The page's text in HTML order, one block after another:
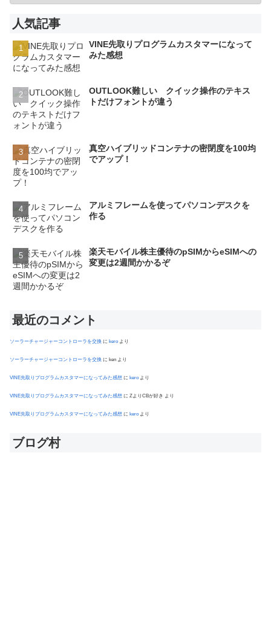
人気記事
VINE先取りプログラムカスタマーになって
みた感想
OUTLOOK難しい クイック操作のテキス
トだけフォントが違う
真空ハイブリッドコンテナの密閉度を100均
でアップ！
アルミフレームを使ってパソコンデスクを
作る
楽天モバイル株主優待のpSIMからeSIMへの
変更は2週間かかるぞ
最近のコメント
ソーラーチャージャーコントローラを交換 に kero より
ソーラーチャージャーコントローラを交換 に ken より
VINE先取りプログラムカスタマーになってみた感想 に kero より
VINE先取りプログラムカスタマーになってみた感想 に ZよりCBが好き より
VINE先取りプログラムカスタマーになってみた感想 に kero より
ブログ村